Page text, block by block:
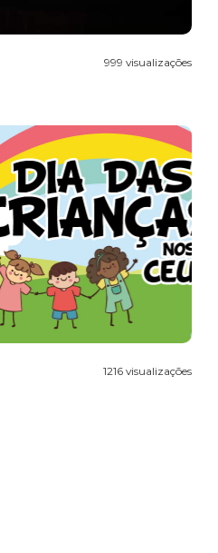
999 visualizações
1216 visualizações